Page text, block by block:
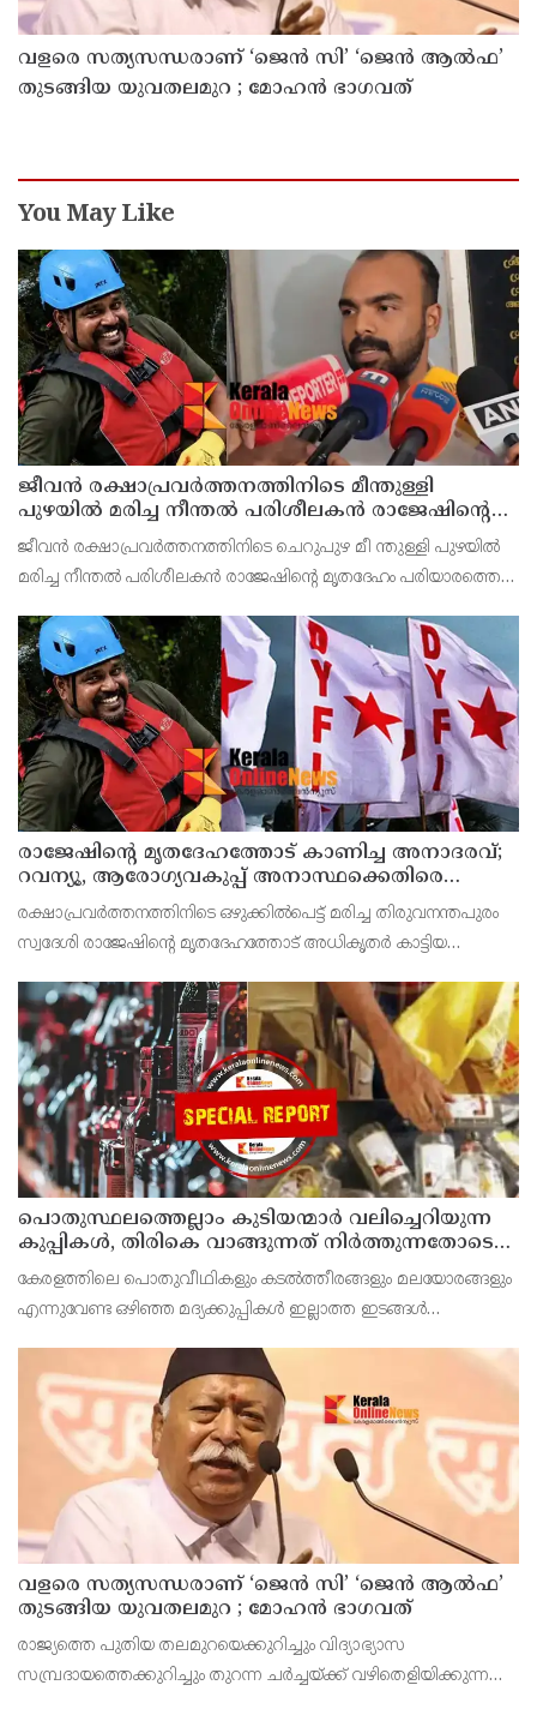
വളരെ സത്യസന്ധരാണ് ‘ജെൻ സി’ ‘ജെൻ ആൽഫ’
തുടങ്ങിയ യുവതലമുറ ; മോഹൻ ഭാഗവത്
You May Like
ജീവൻ രക്ഷാപ്രവർത്തനത്തിനിടെ മീന്തുള്ളി
പുഴയിൽ മരിച്ച നീന്തൽ പരിശീലകൻ രാജേഷിൻ്റെ
മൃതദേഹത്തോട് അനാദരവ് : റിപ്പോർട്ട് ലഭിച്ചാലുടൻ
നടപടിയെന്ന് കളക്ടർ
ജീവൻ രക്ഷാപ്രവർത്തനത്തിനിടെ ചെറുപുഴ മീ ന്തുള്ളി പുഴയിൽ
മരിച്ച നീന്തൽ പരിശീലകൻ രാജേഷിൻ്റെ മൃതദേഹം പരിയാരത്തെ
പോസ്റ്റുമോർട്ടം നടപടികൾക്കു ശേഷം സ്വദേശമായ തിരുവ
രാജേഷിന്റെ മൃതദേഹത്തോട് കാണിച്ച അനാദരവ്;
റവന്യൂ, ആരോഗ്യവകുപ്പ് അനാസ്ഥക്കെതിരെ
കടുത്ത നടപടി വേണം; ഡിവൈഎഫ്ഐ
ശക്തമായ പ്രതിഷേധത്തിലേക്ക്
രക്ഷാപ്രവർത്തനത്തിനിടെ ഒഴുക്കിൽപെട്ട് മരിച്ച തിരുവനന്തപുരം
സ്വദേശി രാജേഷിന്റെ മൃതദേഹത്തോട് അധികൃതർ കാട്ടിയ
കണ്ണൂർ ജില്ലാ സെക്രട്ടറിയേറ്റ് ശക്തമായി പ്രതിഷേധിക്ക
പൊതുസ്ഥലത്തെല്ലാം കുടിയന്മാര്‍ വലിച്ചെറിയുന്ന
കുപ്പികള്‍, തിരികെ വാങ്ങുന്നത് നിര്‍ത്തുന്നതോടെ
ഇത് ഇരട്ടിക്കും, കോടികളുടെ ലാഭമുള്ള പദ്ധതി
നിര്‍ത്തിയത് എന്തിന്? സര്‍ക്കാരിന്റേത് തലതിരിഞ്ഞ
തീരുമാനമോ?
കേരളത്തിലെ പൊതുവീഥികളും കടല്‍ത്തീരങ്ങളും മലയോരങ്ങളും
എന്നുവേണ്ട ഒഴിഞ്ഞ മദ്യക്കുപ്പികള്‍ ഇല്ലാത്ത ഇടങ്ങള്‍
വളരെ സത്യസന്ധരാണ് ‘ജെൻ സി’ ‘ജെൻ ആൽഫ’
തുടങ്ങിയ യുവതലമുറ ; മോഹൻ ഭാഗവത്
രാജ്യത്തെ പുതിയ തലമുറയെക്കുറിച്ചും വിദ്യാഭ്യാസ
സമ്പ്രദായത്തെക്കുറിച്ചും തുറന്ന ചർച്ചയ്ക്ക് വഴിതെളിയിക്കുന്ന